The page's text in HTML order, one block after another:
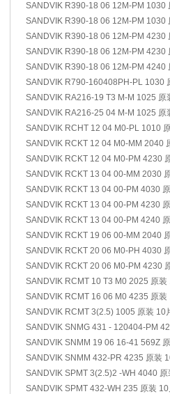
SANDVIK R390-18 06 12M-PM 1030
SANDVIK R390-18 06 12M-PM 1030
SANDVIK R390-18 06 12M-PM 4230
SANDVIK R390-18 06 12M-PM 4230
SANDVIK R390-18 06 12M-PM 4240
SANDVIK R790-160408PH-PL 1030
SANDVIK RA216-19 T3 M-M 1025 原
SANDVIK RA216-25 04 M-M 1025 原
SANDVIK RCHT 12 04 M0-PL 1010
SANDVIK RCKT 12 04 M0-MM 2040
SANDVIK RCKT 12 04 M0-PM 4230
SANDVIK RCKT 13 04 00-MM 2030
SANDVIK RCKT 13 04 00-PM 4030
SANDVIK RCKT 13 04 00-PM 4230
SANDVIK RCKT 13 04 00-PM 4240
SANDVIK RCKT 19 06 00-MM 2040
SANDVIK RCKT 20 06 M0-PH 4030
SANDVIK RCKT 20 06 M0-PM 4230
SANDVIK RCMT 10 T3 M0 2025 原装
SANDVIK RCMT 16 06 M0 4235 原装
SANDVIK RCMT 3(2.5) 1005 原装 10
SANDVIK SNMG 431 - 120404-PM
SANDVIK SNMM 19 06 16-41 569Z
SANDVIK SNMM 432-PR 4235 原装
SANDVIK SPMT 3(2.5)2 -WH 4040 原
SANDVIK SPMT 432-WH 235 原装